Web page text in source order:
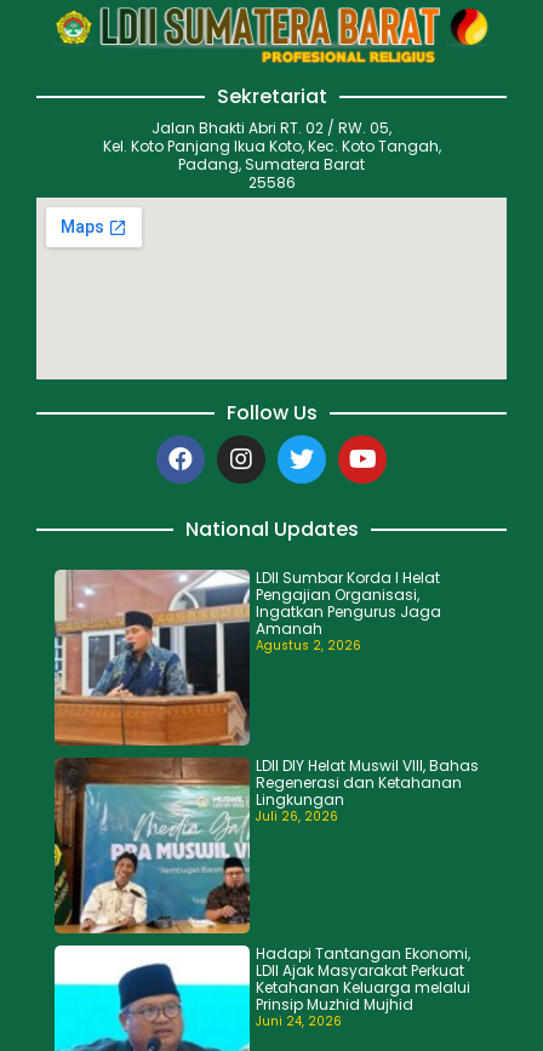
Sekretariat
Jalan Bhakti Abri RT. 02 / RW. 05,
Kel. Koto Panjang Ikua Koto, Kec. Koto Tangah,
Padang, Sumatera Barat
25586
Follow Us
National Updates
LDII Sumbar Korda I Helat
Pengajian Organisasi,
Ingatkan Pengurus Jaga
Amanah
Agustus 2, 2026
LDII DIY Helat Muswil VIII, Bahas
Regenerasi dan Ketahanan
Lingkungan
Juli 26, 2026
Hadapi Tantangan Ekonomi,
LDII Ajak Masyarakat Perkuat
Ketahanan Keluarga melalui
Prinsip Muzhid Mujhid
Juni 24, 2026